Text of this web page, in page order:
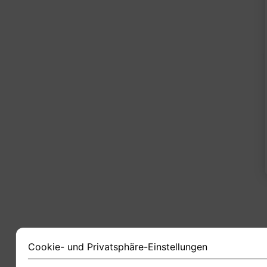
Cookie- und Privatsphäre-Einstellungen